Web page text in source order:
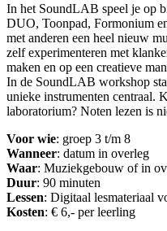
In het SoundLAB speel je op
DUO, Toonpad, Formonium
met anderen een heel nieuw
zelf experimenteren met
maken en op een creatieve
In de SoundLAB workshop
unieke instrumenten centraal.
laboratorium? Noten lezen is
Voor wie: groep 3 t/m 8
Wanneer: datum in overleg
Waar: Muziekgebouw of in
Duur: 90 minuten
Lessen: Digitaal lesmateriaal
Kosten: € 6,- per leerling